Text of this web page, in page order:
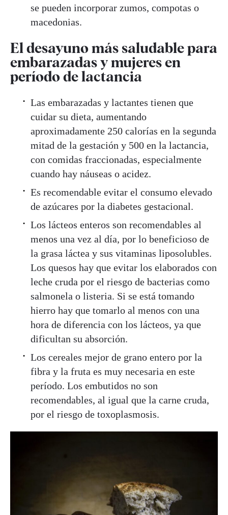
se pueden incorporar zumos, compotas o
macedonias.
El desayuno más saludable para
embarazadas y mujeres en
período de lactancia
Las embarazadas y lactantes tienen que
cuidar su dieta, aumentando
aproximadamente 250 calorías en la segunda
mitad de la gestación y 500 en la lactancia,
con comidas fraccionadas, especialmente
cuando hay náuseas o acidez.
Es recomendable evitar el consumo elevado
de azúcares por la diabetes gestacional.
Los lácteos enteros son recomendables al
menos una vez al día, por lo beneficioso de
la grasa láctea y sus vitaminas liposolubles.
Los quesos hay que evitar los elaborados con
leche cruda por el riesgo de bacterias como
salmonela o listeria. Si se está tomando
hierro hay que tomarlo al menos con una
hora de diferencia con los lácteos, ya que
dificultan su absorción.
Los cereales mejor de grano entero por la
fibra y la fruta es muy necesaria en este
período. Los embutidos no son
recomendables, al igual que la carne cruda,
por el riesgo de toxoplasmosis.